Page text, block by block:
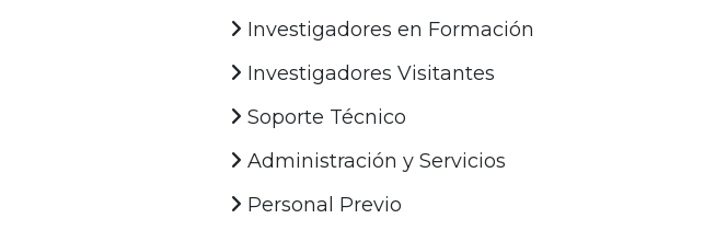
Investigadores en Formación
Investigadores Visitantes
Soporte Técnico
Administración y Servicios
Personal Previo